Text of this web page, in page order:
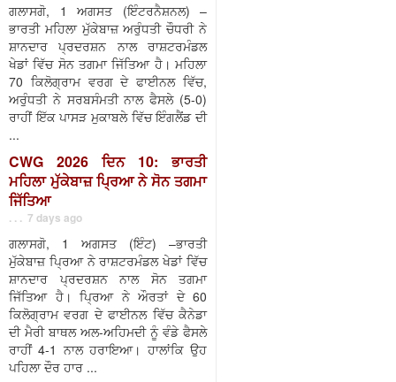
ਗਲਾਸਗੋ, 1 ਅਗਸਤ (ਇੰਟਰਨੈਸ਼ਨਲ) –
ਭਾਰਤੀ ਮਹਿਲਾ ਮੁੱਕੇਬਾਜ਼ ਅਰੁੰਧਤੀ ਚੌਧਰੀ ਨੇ
ਸ਼ਾਨਦਾਰ ਪ੍ਰਦਰਸ਼ਨ ਨਾਲ ਰਾਸ਼ਟਰਮੰਡਲ
ਖੇਡਾਂ ਵਿੱਚ ਸੋਨ ਤਗਮਾ ਜਿੱਤਿਆ ਹੈ। ਮਹਿਲਾ
70 ਕਿਲੋਗ੍ਰਾਮ ਵਰਗ ਦੇ ਫਾਈਨਲ ਵਿੱਚ,
ਅਰੁੰਧਤੀ ਨੇ ਸਰਬਸੰਮਤੀ ਨਾਲ ਫੈਸਲੇ (5-0)
ਰਾਹੀਂ ਇੱਕ ਪਾਸੜ ਮੁਕਾਬਲੇ ਵਿੱਚ ਇੰਗਲੈਂਡ ਦੀ
...
CWG 2026 ਦਿਨ 10: ਭਾਰਤੀ
ਮਹਿਲਾ ਮੁੱਕੇਬਾਜ਼ ਪ੍ਰਿਆ ਨੇ ਸੋਨ ਤਗਮਾ
ਜਿੱਤਿਆ
. . . 7 days ago
ਗਲਾਸਗੋ, 1 ਅਗਸਤ (ਇੰਟ) –ਭਾਰਤੀ
ਮੁੱਕੇਬਾਜ਼ ਪ੍ਰਿਆ ਨੇ ਰਾਸ਼ਟਰਮੰਡਲ ਖੇਡਾਂ ਵਿੱਚ
ਸ਼ਾਨਦਾਰ ਪ੍ਰਦਰਸ਼ਨ ਨਾਲ ਸੋਨ ਤਗਮਾ
ਜਿੱਤਿਆ ਹੈ। ਪ੍ਰਿਆ ਨੇ ਔਰਤਾਂ ਦੇ 60
ਕਿਲੋਗ੍ਰਾਮ ਵਰਗ ਦੇ ਫਾਈਨਲ ਵਿੱਚ ਕੈਨੇਡਾ
ਦੀ ਮੈਰੀ ਬਾਥਲ ਅਲ-ਅਹਿਮਦੀ ਨੂੰ ਵੰਡੇ ਫੈਸਲੇ
ਰਾਹੀਂ 4-1 ਨਾਲ ਹਰਾਇਆ। ਹਾਲਾਂਕਿ ਉਹ
ਪਹਿਲਾ ਦੌਰ ਹਾਰ ...